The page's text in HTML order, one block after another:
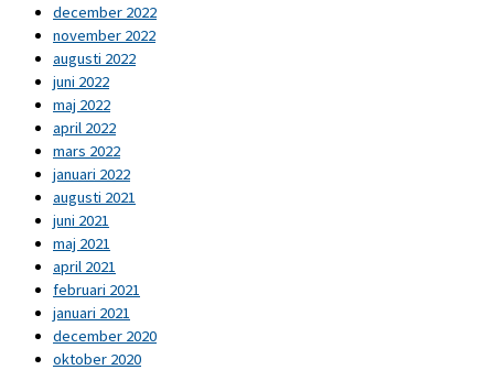
december 2022
november 2022
augusti 2022
juni 2022
maj 2022
april 2022
mars 2022
januari 2022
augusti 2021
juni 2021
maj 2021
april 2021
februari 2021
januari 2021
december 2020
oktober 2020